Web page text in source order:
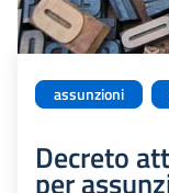
assunzioni
Decreto
per